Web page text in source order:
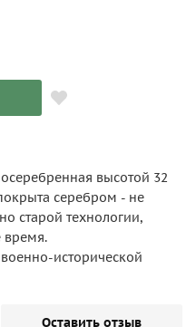
высотой 32
серебром - не
старой технологии,
время.
исторической
Оставить отзыв